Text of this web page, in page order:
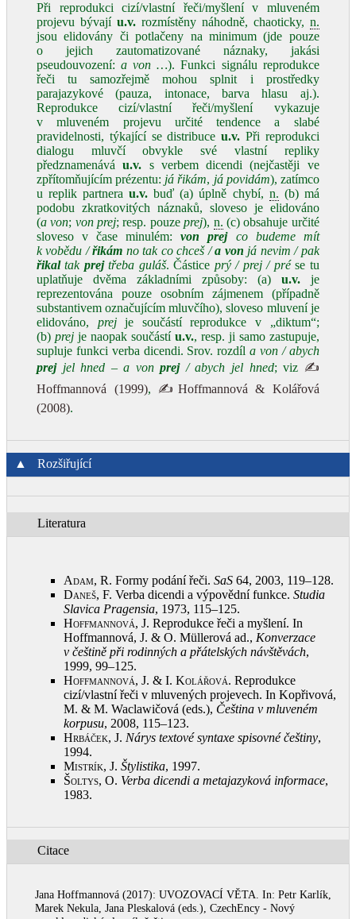
Při reprodukci cizí/vlastní řeči/myšlení v mluveném
projevu bývají u.v.rozmístěny náhodně, chaoticky, n.
jsou elidovány či potlačeny na minimum (jde pouze
o jejich zautomatizované náznaky, jakási
pseudouvození:a von …). Funkci signálu reprodukce
řeči tu samozřejmě mohou splnit i prostředky
parajazykové (pauza, intonace, barva hlasu aj.).
Reprodukce cizí/vlastní řeči/myšlení vykazuje
v mluveném projevu určité tendence a slabé
pravidelnosti, týkající se distribuceu.v. Při reprodukci
dialogu mluvčí obvykle své vlastní repliky
předznamenáváu.v. s verbem dicendi (nejčastěji ve
zpřítomňujícím prézentu: já řikám, já povidám), zatímco
u replik partnerau.v. buď (a) úplně chybí, n. (b) má
podobu zkratkovitých náznaků, sloveso je elidováno
(a von; von prej; resp. pouzeprej), n. (c) obsahuje určité
sloveso v čase minulém:von prej
co budeme mít
k vobědu /řikám no tak co chceš /a von já nevim / pak
řikal tak prej třeba guláš. Částice prý / prej / prése tu
uplatňuje dvěma základními způsoby: (a) u.v.je
reprezentována pouze osobním zájmenem (případně
substantivem označujícím mluvčího), sloveso mluvení je
elidováno, prejje součástí reprodukce v „diktum“;
(b) prejje naopak součástí u.v., resp. ji samo zastupuje,
supluje funkci verba dicendi. Srov. rozdíla von / abych
prej jel hned – a von prej / abych jel hned; viz ✍
Hoffmannová (1999), ✍Hoffmannová & Kolářová
(2008).
▲ Rozšiřující
Literatura
Adam, R. Formy podání řeči. SaS 64, 2003, 119–128.
Daneš, F. Verba dicendi a výpovědní funkce. Studia
Slavica Pragensia, 1973, 115–125.
Hoffmannová, J. Reprodukce řeči a myšlení. In
Hoffmannová, J. & O. Müllerová ad., Konverzace
v češtině při rodinných a přátelských návštěvách,
1999, 99–125.
Hoffmannová, J. & I. Kolářová. Reprodukce
cizí/vlastní řeči v mluvených projevech. In Kopřivová,
M. & M. Waclawičová (eds.), Čeština v mluveném
korpusu, 2008, 115–123.
Hrbáček, J. Nárys textové syntaxe spisovné češtiny,
1994.
Mistrík, J. Štylistika, 1997.
Šoltys, O. Verba dicendi a metajazyková informace,
1983.
Citace
Jana Hoffmannová (2017): UVOZOVACÍ VĚTA. In: Petr Karlík,
Marek Nekula, Jana Pleskalová (eds.), CzechEncy - Nový